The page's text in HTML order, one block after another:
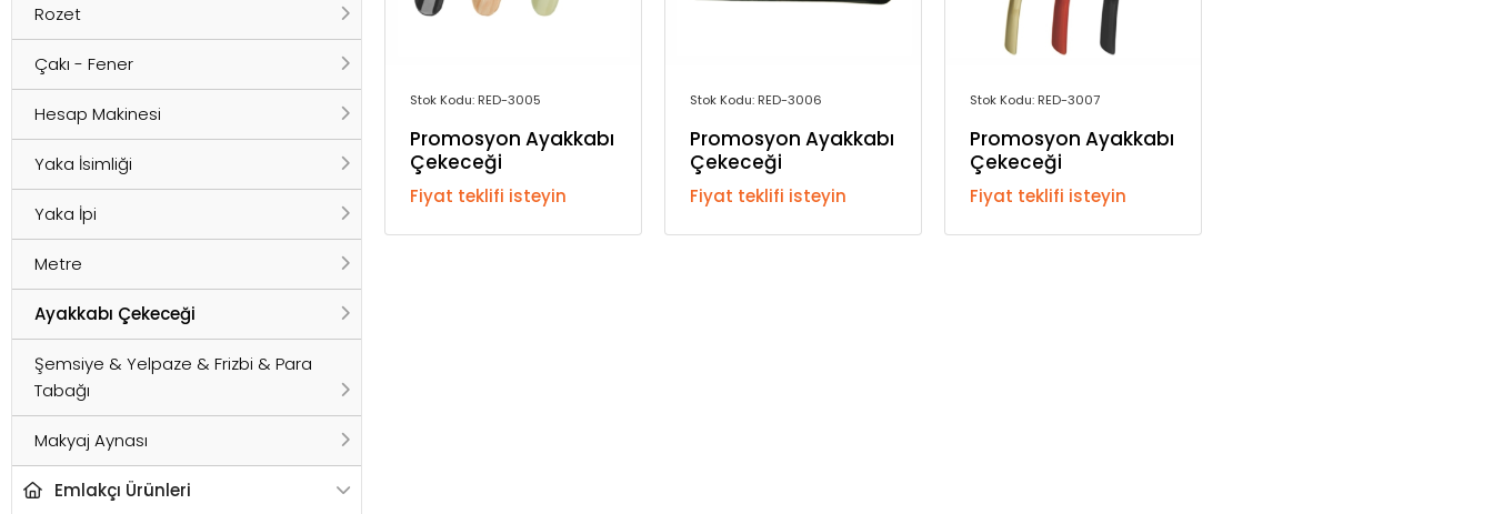
Rozet
Çakı - Fener
Hesap Makinesi
Yaka İsimliği
Yaka İpi
Metre
Ayakkabı Çekeceği
Şemsiye & Yelpaze & Frizbi & Para
Tabağı
Makyaj Aynası
Emlakçı Ürünleri
Stok Kodu: RED-3005
Promosyon Ayakkabı
Çekeceği
Fiyat teklifi isteyin
Stok Kodu: RED-3006
Promosyon Ayakkabı
Çekeceği
Fiyat teklifi isteyin
Stok Kodu: RED-3007
Promosyon Ayakkabı
Çekeceği
Fiyat teklifi isteyin